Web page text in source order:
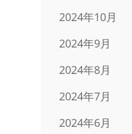
2024年10月
2024年9月
2024年8月
2024年7月
2024年6月